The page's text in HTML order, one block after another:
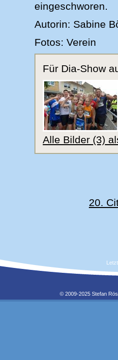
eingeschworen.
Autorin: Sabine
Fotos: Verein
Für Dia-Show
Alle Bilder (3)
20.
© 2009-2025 Stefan